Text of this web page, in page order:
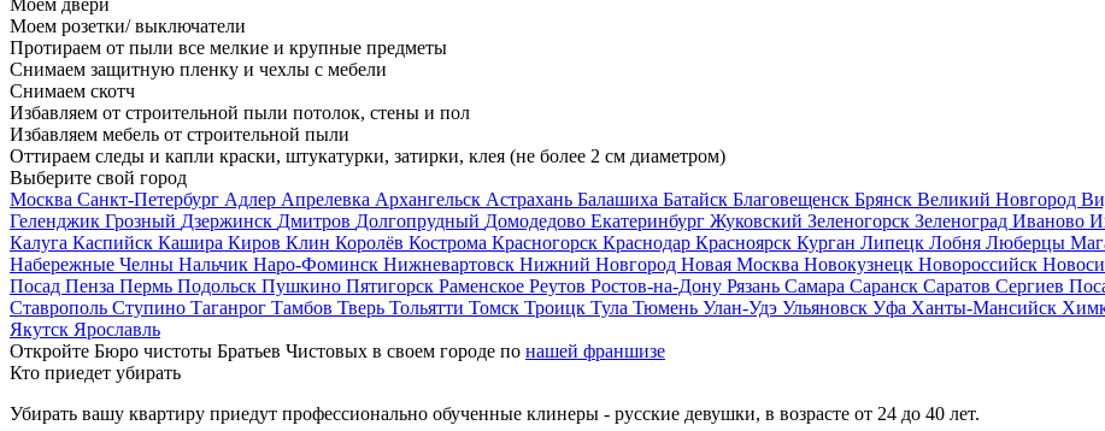
Моем двери
Моем розетки/ выключатели
Протираем от пыли все мелкие и крупные предметы
Снимаем защитную пленку и чехлы с мебели
Снимаем скотч
Избавляем от строительной пыли потолок, стены и пол
Избавляем мебель от строительной пыли
Оттираем следы и капли краски, штукатурки, затирки, клея (не более 2 см диаметром)
Выберите свой город
Москва Санкт-Петербург Адлер Апрелевка Архангельск Астрахань Балашиха Батайск Благовещенск Брянск Великий Новгород
Геленджик Грозный Дзержинск Дмитров Долгопрудный Домодедово Екатеринбург Жуковский Зеленогорск Зеленоград Иваново
Калуга Каспийск Кашира Киров Клин Королёв Кострома Красногорск Краснодар Красноярск Курган Липецк Лобня Люберцы
Набережные Челны Нальчик Наро-Фоминск Нижневартовск Нижний Новгород Новая Москва Новокузнецк Новороссийск
Посад Пенза Пермь Подольск Пушкино Пятигорск Раменское Реутов Ростов-на-Дону Рязань Самара Саранск Саратов Сергиев
Ставрополь Ступино Таганрог Тамбов Тверь Тольятти Томск Троицк Тула Тюмень Улан-Удэ Ульяновск Уфа Ханты-Мансийск
Якутск Ярославль
Откройте Бюро чистоты Братьев Чистовых в своем городе по нашей франшизе
Кто приедет убирать
Убирать вашу квартиру приедут профессионально обученные клинеры - русские девушки, в возрасте от 24 до 40 лет.